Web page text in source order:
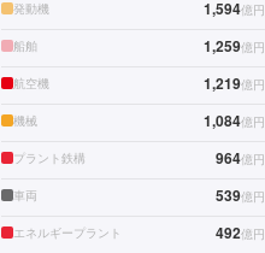
発動機 1,594億円
船舶 1,259億円
航空機 1,219億円
機械 1,084億円
プラント鉄構 964億円
車両 539億円
エネルギープラント 492億円